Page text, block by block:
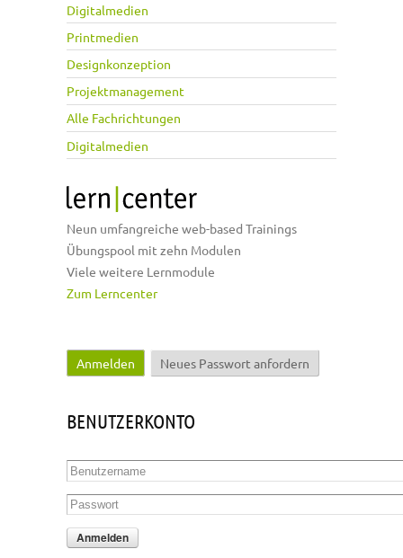
Digitalmedien
Printmedien
Designkonzeption
Projektmanagement
Alle Fachrichtungen
Digitalmedien
Neun umfangreiche web-based Trainings
Übungspool mit zehn Modulen
Viele weitere Lernmodule
Zum Lerncenter
Haupt-Reiter
Anmelden (aktiver Reiter)
Neues Passwort anfordern
BENUTZERKONTO
Benutzername
Passwort